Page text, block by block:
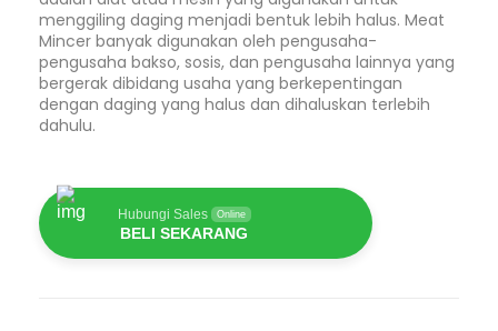
menggiling daging menjadi bentuk lebih halus. Meat
Mincer banyak digunakan oleh pengusaha-
pengusaha bakso, sosis, dan pengusaha lainnya yang
bergerak dibidang usaha yang berkepentingan
dengan daging yang halus dan dihaluskan terlebih
dahulu.
Hubungi Sales Online
BELI SEKARANG